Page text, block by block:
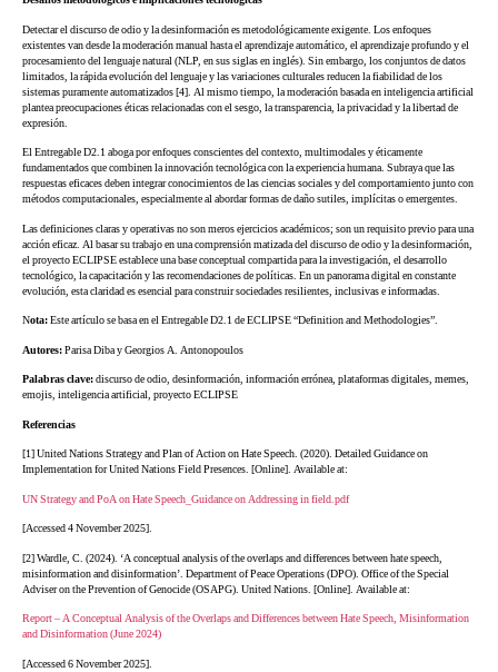
Detectar el discurso de odio y la desinformación es metodológicamente exigente. Los enfoques
existentes van desde la moderación manual hasta el aprendizaje automático, el aprendizaje profundo y el
procesamiento del lenguaje natural (NLP, en sus siglas en inglés). Sin embargo, los conjuntos de datos
limitados, la rápida evolución del lenguaje y las variaciones culturales reducen la fiabilidad de los
sistemas puramente automatizados [4]. Al mismo tiempo, la moderación basada en inteligencia artificial
plantea preocupaciones éticas relacionadas con el sesgo, la transparencia, la privacidad y la libertad de
expresión.
El Entregable D2.1 aboga por enfoques conscientes del contexto, multimodales y éticamente
fundamentados que combinen la innovación tecnológica con la experiencia humana. Subraya que las
respuestas eficaces deben integrar conocimientos de las ciencias sociales y del comportamiento junto con
métodos computacionales, especialmente al abordar formas de daño sutiles, implícitas o emergentes.
Las definiciones claras y operativas no son meros ejercicios académicos; son un requisito previo para una
acción eficaz. Al basar su trabajo en una comprensión matizada del discurso de odio y la desinformación,
el proyecto ECLIPSE establece una base conceptual compartida para la investigación, el desarrollo
tecnológico, la capacitación y las recomendaciones de políticas. En un panorama digital en constante
evolución, esta claridad es esencial para construir sociedades resilientes, inclusivas e informadas.
Nota:Este artículo se basa en el Entregable D2.1 de ECLIPSE “Definition and Methodologies”.
Autores:Parisa Diba y Georgios A. Antonopoulos
Palabras clave:discurso de odio, desinformación, información errónea, plataformas digitales, memes,
emojis, inteligencia artificial, proyecto ECLIPSE
Referencias
[1] United Nations Strategy and Plan of Action on Hate Speech. (2020). Detailed Guidance on
Implementation for United Nations Field Presences. [Online]. Available at:
UN Strategy and PoA on Hate Speech_Guidance on Addressing in field.pdf
[Accessed 4 November 2025].
[2] Wardle, C. (2024). ‘A conceptual analysis of the overlaps and differences between hate speech,
misinformation and disinformation’. Department of Peace Operations (DPO). Office of the Special
Adviser on the Prevention of Genocide (OSAPG). United Nations. [Online]. Available at:
Report – A Conceptual Analysis of the Overlaps and Differences between Hate Speech, Misinformation
and Disinformation (June 2024)
[Accessed 6 November 2025].